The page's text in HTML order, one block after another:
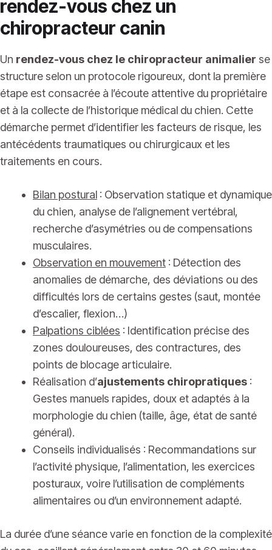
rendez-vous chez un
chiropracteur canin
Un rendez-vous chez le chiropracteur animalier se
structure selon un protocole rigoureux, dont la première
étape est consacrée à l’écoute attentive du propriétaire
et à la collecte de l’historique médical du chien. Cette
démarche permet d’identifier les facteurs de risque, les
antécédents traumatiques ou chirurgicaux et les
traitements en cours.
Bilan postural : Observation statique et dynamique
du chien, analyse de l’alignement vertébral,
recherche d’asymétries ou de compensations
musculaires.
Observation en mouvement : Détection des
anomalies de démarche, des déviations ou des
difficultés lors de certains gestes (saut, montée
d’escalier, flexion…)
Palpations ciblées : Identification précise des
zones douloureuses, des contractures, des
points de blocage articulaire.
Réalisation d’ajustements chiropratiques :
Gestes manuels rapides, doux et adaptés à la
morphologie du chien (taille, âge, état de santé
général).
Conseils individualisés : Recommandations sur
l’activité physique, l’alimentation, les exercices
posturaux, voire l’utilisation de compléments
alimentaires ou d’un environnement adapté.
La durée d’une séance varie en fonction de la complexité